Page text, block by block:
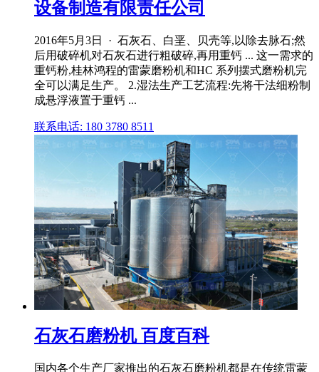
设备制造有限责任公司
2016年5月3日 · 石灰石、白垩、贝壳等,以除去脉石;然
后用破碎机对石灰石进行粗破碎,再用重钙 ... 这一需求的
重钙粉,桂林鸿程的雷蒙磨粉机和HC 系列摆式磨粉机完
全可以满足生产。 2.湿法生产工艺流程:先将干法细粉制
成悬浮液置于重钙 ...
联系电话: 180 3780 8511
石灰石磨粉机 百度百科
国内各个生产厂家推出的石灰石磨粉机都是在传统雷蒙